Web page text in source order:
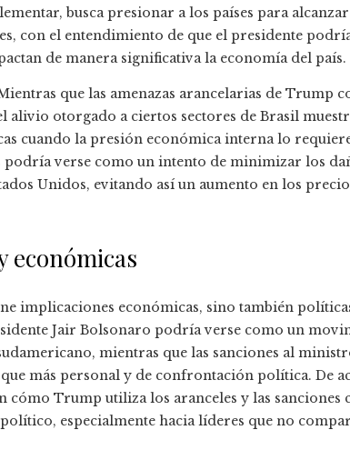
busca presionar a los países para alcanzar
con el entendimiento de que el presidente
de manera significativa la economía del país.
que las amenazas arancelarias de Trump
otorgado a ciertos sectores de Brasil
cuando la presión económica interna lo
verse como un intento de minimizar los
Unidos, evitando así un aumento en los
económicas
implicaciones económicas, sino también
Jair Bolsonaro podría verse como un
mientras que las sanciones al
más personal y de confrontación política. De
cómo Trump utiliza los aranceles y las sanciones
especialmente hacia líderes que no